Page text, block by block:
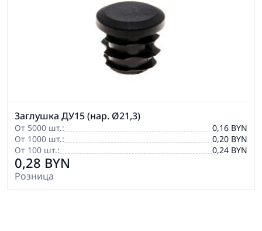
Заглушка ДУ15 (нар. Ø21,3)
От 5000 шт.:
0,16 BYN
От 1000 шт.:
0,20 BYN
От 100 шт.:
0,24 BYN
0,28 BYN
Розница